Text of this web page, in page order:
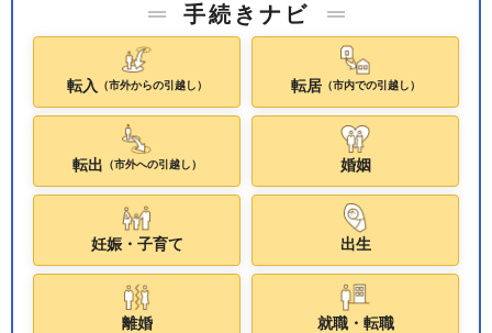
手続きナビ
転入 （市外からの引越し） 転居（市内での引越し）
転出 （市外への引越し） 婚姻
妊娠・子育て 出生
離婚 就職・転職